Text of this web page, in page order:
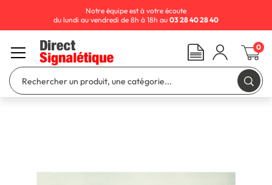
Notre équipe est à votre écoute
du lundi au vendredi de 8h à 18h au 03 28 40 28 40
0